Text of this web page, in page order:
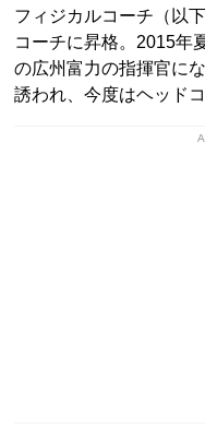
フィジカルコーチ（以
コーチに昇格。2015年
の広州富力の指揮官に
誘われ、今度はヘッド